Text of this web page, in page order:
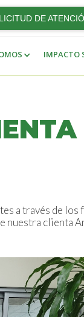
DE
IMPACTO
a través de los
nuestra clienta